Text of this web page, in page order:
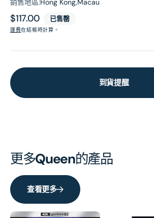
銷售地區:Hong Kong,Macau
原
價
$117.00 已售罄
運費在結帳時計算。
到貨提醒
更多Queen的產品
查看更多